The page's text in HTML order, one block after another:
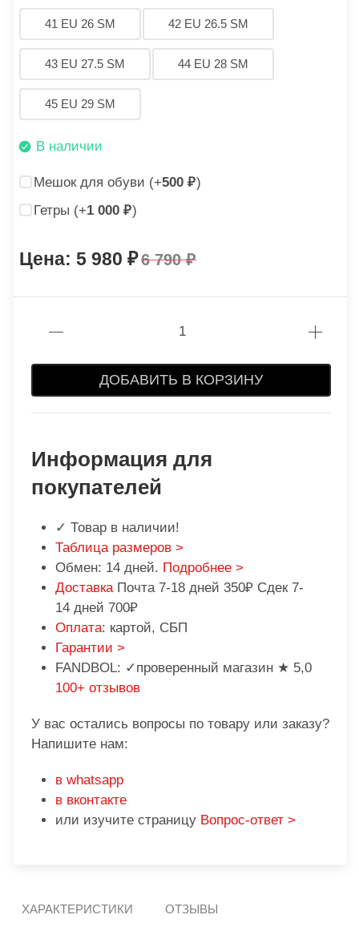
41 EU 26 SM 42 EU 26.5 SM
43 EU 27.5 SM 44 EU 28 SM
45 EU 29 SM
В наличии
Мешок для обуви (+500
)
Гетры (+1 000 )
5 980 6 790
ДОБАВИТЬ В КОРЗИНУ
Информация для
покупателей
✓ Товар в наличии!
Таблица размеров >
Обмен: 14 дней. Подробнее >
Доставка Почта 7-18 дней 350₽ Сдек 7-
14 дней 700₽
Оплата: картой, СБП
Гарантии >
FANDBOL: ✓проверенный магазин ★ 5,0
100+ отзывов
У вас остались вопросы по товару или заказу?
Напишите нам:
в whatsapp
в вконтакте
или изучите страницу Вопрос-ответ >
ХАРАКТЕРИСТИКИ ОТЗЫВЫ